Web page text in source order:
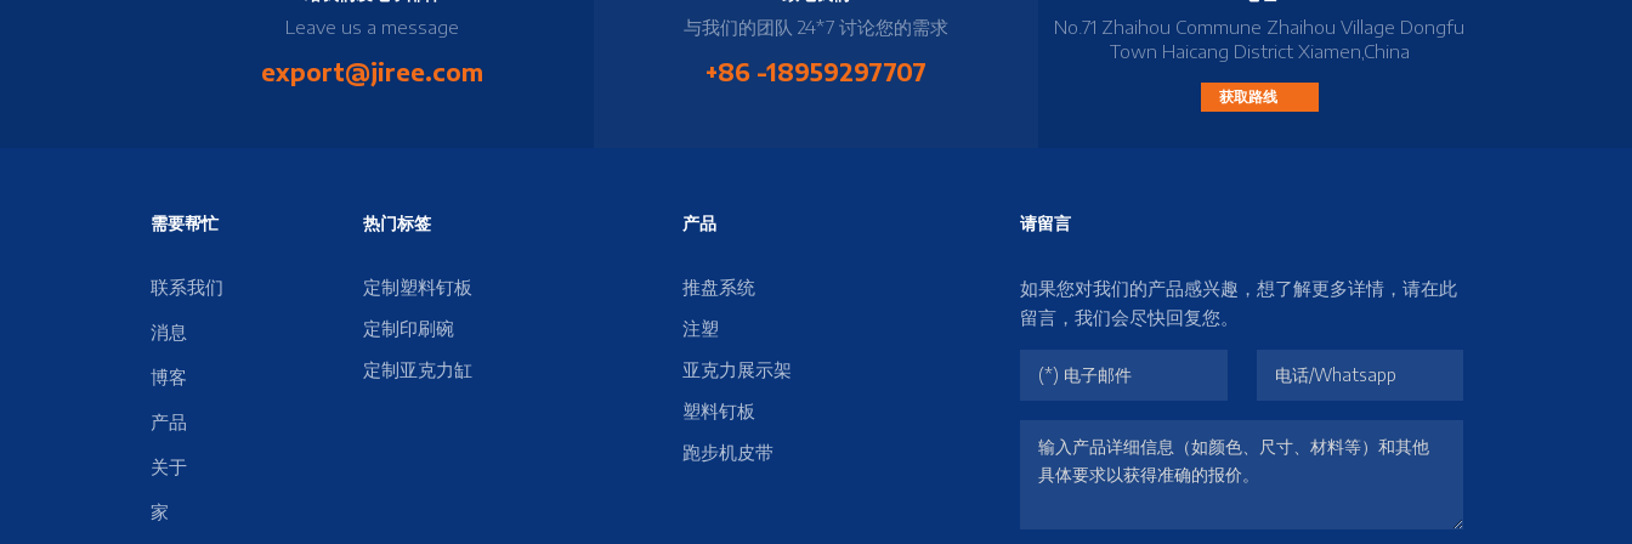
Leave us a message
export@jiree.com
与我们的团队 24*7 讨论您的需求
+86 -18959297707
No.71 Zhaihou Commune Zhaihou Village Dongfu
Town Haicang District Xiamen,China
获取路线
需要帮忙
联系我们
消息
博客
产品
关于
家
热门标签
定制塑料钉板
定制印刷碗
定制亚克力缸
产品
推盘系统
注塑
亚克力展示架
塑料钉板
跑步机皮带
请留言
如果您对我们的产品感兴趣，想了解更多详情，请在此
留言，我们会尽快回复您。